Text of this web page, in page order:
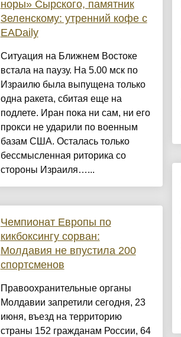
норы» Сырского, памятник
Зеленскому: утренний кофе с
EADaily
Ситуация на Ближнем Востоке
встала на паузу. На 5.00 мск по
Израилю была выпущена только
одна ракета, сбитая еще на
подлете. Иран пока ни сам, ни его
прокси не ударили по военным
базам США. Осталась только
бессмысленная риторика со
стороны Израиля…...
Чемпионат Европы по
кикбоксингу сорван:
Молдавия не впустила 200
спортсменов
Правоохранительные органы
Молдавии запретили сегодня, 23
июня, въезд на территорию
страны 152 гражданам России, 64